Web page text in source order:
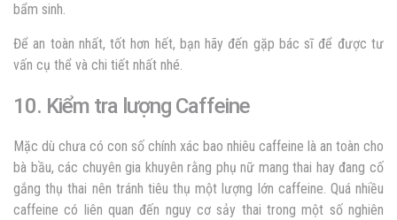
bẩm sinh.
Để an toàn nhất, tốt hơn hết, bạn hãy đến gặp bác sĩ để được tư
vấn cụ thể và chi tiết nhất nhé.
10. Kiểm tra lượng Caffeine
Mặc dù chưa có con số chính xác bao nhiêu caffeine là an toàn cho
bà bầu, các chuyên gia khuyên rằng phụ nữ mang thai hay đang cố
gắng thụ thai nên tránh tiêu thụ một lượng lớn caffeine. Quá nhiều
caffeine có liên quan đến nguy cơ sảy thai trong một số nghiên